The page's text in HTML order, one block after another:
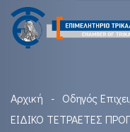
Αρχική Οδηγός
ΕΙΔΙΚΟ ΤΕΤΡΑΕΤΕΣ